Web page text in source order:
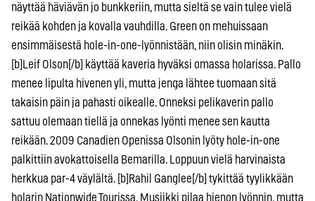
näyttää häviävän jo bunkkeriin, mutta sieltä se vain tulee vielä
reikää kohden ja kovalla vauhdilla. Green on mehuissaan
ensimmäisestä hole-in-one-lyönnistään, niin olisin minäkin.
[b]Leif Olson[/b] käyttää kaveria hyväksi omassa holarissa. Pallo
menee lipulta hivenen yli, mutta jenga lähtee tuomaan sitä
takaisin päin ja pahasti oikealle. Onneksi pelikaverin pallo
sattuu olemaan tiellä ja onnekas lyönti menee sen kautta
reikään. 2009 Canadien Openissa Olsonin lyöty hole-in-one
palkittiin avokattoisella Bemarilla. Loppuun vielä harvinaista
herkkua par-4 väylältä. [b]Rahil Ganglee[/b] tykittää tyylikkään
holarin Nationwide Tourissa. Musiikki pilaa hienon lyönnin, mutta